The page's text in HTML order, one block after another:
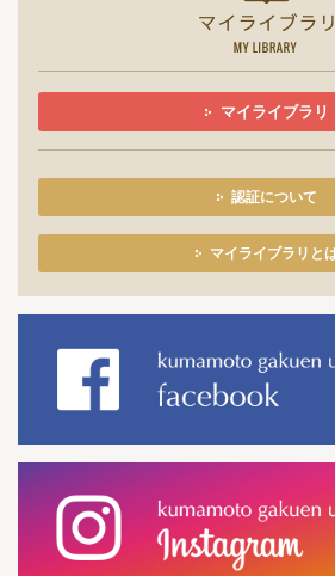
マイライブラリ
認証について
マイライブラリと